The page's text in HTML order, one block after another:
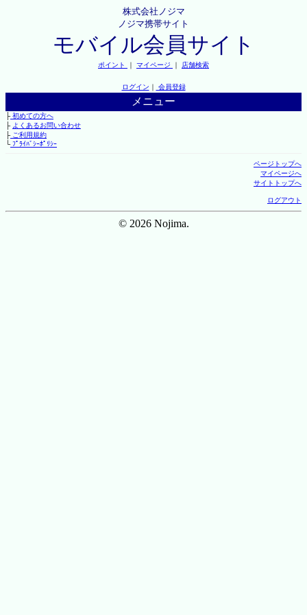
株式会社ノジマ
ノジマ携帯サイト
モバイル会員サイト
ポイント ｜ マイページ ｜ 店舗検索
ログイン ｜ 会員登録
メニュー
├初めての方へ
├ よくあるお問い合わせ
├ご利用規約
└ﾌﾟﾗｲﾊﾞｼｰﾎﾟﾘｼｰ
ページトップへ
マイページへ
サイトトップへ
ログアウト
© 2026 Nojima.